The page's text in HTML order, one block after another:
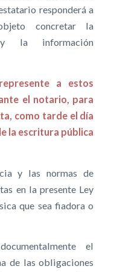
responderá a
concretar la
y la información
a estos
el notario, para
como tarde el día
la escritura pública
y las normas de
en la presente Ley
que sea fiadora o
el
de las obligaciones